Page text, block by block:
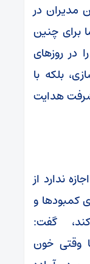
مدیران در
برای چنین
در روزهای
بلکه با
هدایت
ندارد از
کمبودها و
گفت:
وقتی خون